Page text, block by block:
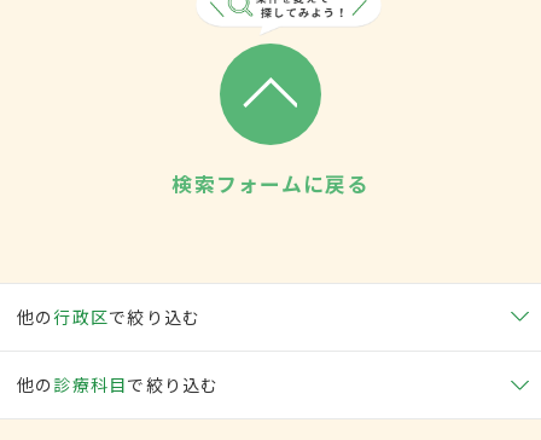
検索フォームに戻る
他の行政区で絞り込む
他の 診療科目で絞り込む